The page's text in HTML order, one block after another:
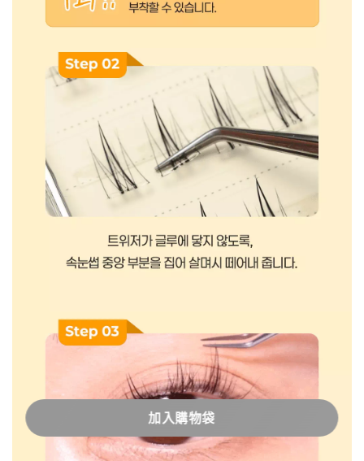
加入購物袋